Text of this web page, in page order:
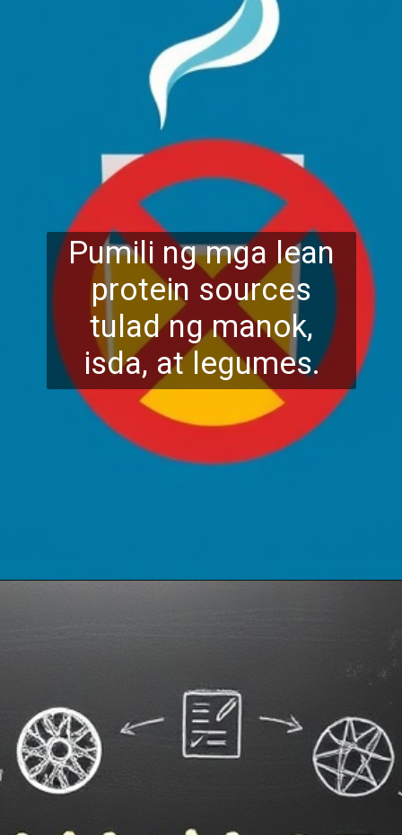
Pumili ng mga lean
protein sources
tulad ng manok,
isda, at legumes.